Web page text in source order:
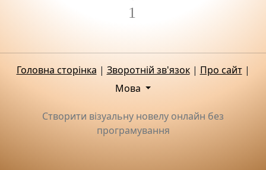
1
Головна сторінка | Зворотній зв'язок| Про сайт|
Мова
Створити візуальну новелу онлайн без
програмування